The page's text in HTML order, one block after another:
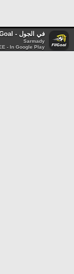
في الجول - FilGoal
Sarmady
- In Google Play